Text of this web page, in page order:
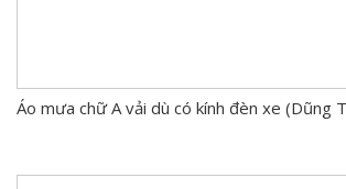
Áo mưa chữ A vải dù có kính đèn xe (Dũng